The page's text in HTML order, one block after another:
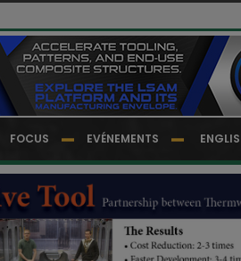
FOCUS EVÉNEMENTS